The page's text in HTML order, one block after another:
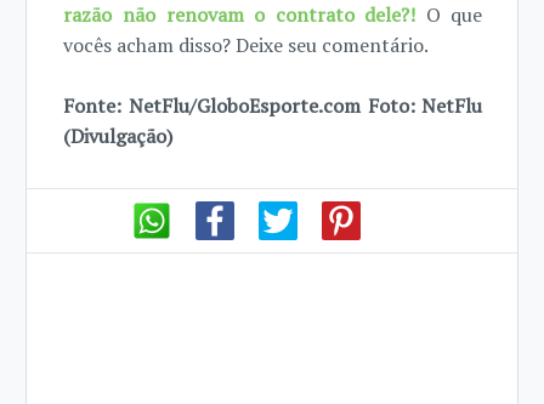
razão não renovam o contrato dele?! O que
vocês acham disso? Deixe seu comentário.
Fonte: NetFlu/GloboEsporte.com Foto: NetFlu
(Divulgação)